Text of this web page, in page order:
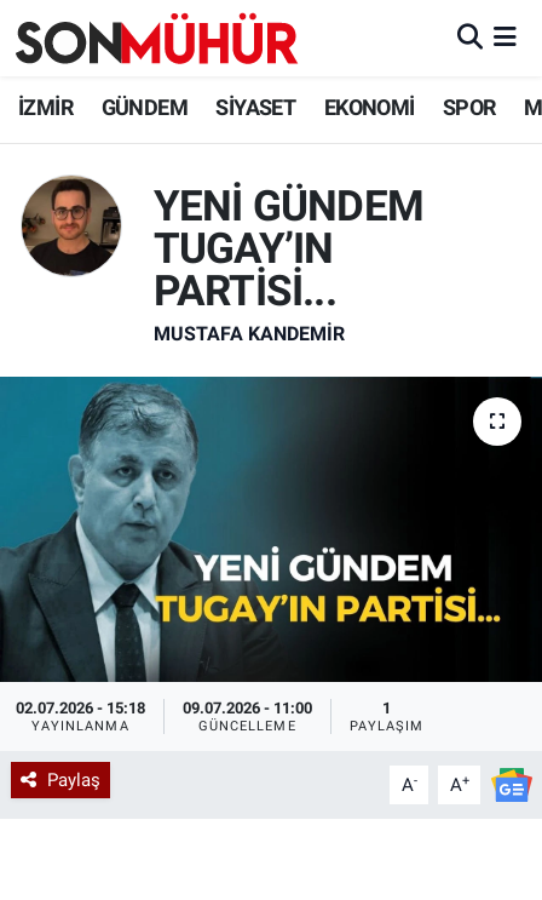
İZMİR GÜNDEM SİYASET EKONOMİ SPOR
YENİ GÜNDEM
TUGAY’IN
PARTİSİ...
MUSTAFA KANDEMIR
02.07.2026 - 15:18
YAYINLANMA
09.07.2026 - 11:00
GÜNCELLEME
1
PAYLAŞIM
Paylaş A- A+
İzmir Nöbetçi Eczaneler
İzmir Namaz Vakitleri
İzmir Trafik Yoğunluk Haritası
Süper Lig Puan Durumu ve Fikstür
Tüm Manşetler
Son Dakika Haberleri
Haber Arşivi